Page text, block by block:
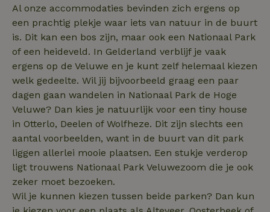
Al onze accommodaties bevinden zich ergens op
een prachtig plekje waar iets van natuur in de buurt
is. Dit kan een bos zijn, maar ook een Nationaal Park
of een heideveld. In Gelderland verblijf je vaak
ergens op de Veluwe en je kunt zelf helemaal kiezen
welk gedeelte. Wil jij bijvoorbeeld graag een paar
dagen gaan wandelen in Nationaal Park de Hoge
Veluwe? Dan kies je natuurlijk voor een tiny house
in Otterlo, Deelen of Wolfheze. Dit zijn slechts een
aantal voorbeelden, want in de buurt van dit park
liggen allerlei mooie plaatsen. Een stukje verderop
ligt trouwens Nationaal Park Veluwezoom die je ook
zeker moet bezoeken.
Wil je kunnen kiezen tussen beide parken? Dan kun
kan
sessies.
.ct.pinterest.com
Marketing
Naam
Aanbieder/
Vervaldatum Omschrijving
.natuurhuisje.nl
4 weken
Deze cookie
gebruikt om
website te
Naam
Aanbieder/
Vervaldatum
uid .criteo.com 1 jaar
Naam Aanbieder /Domein Vervaldatum
sqzllocal
Squeezely
.natuurhuisje.nl
1 jaar 1
maand
Naam Aanbieder /Domein Vervaldatum
_nhft_booking-without-
service-fee
www.natuurhuisje.nl Sessie
_nhftconstraint_tourist-
tax-search
www.natuurhuisje.nl Sessie
_nhftconstraint_house-
www.natuurhuisje.nl Sessie